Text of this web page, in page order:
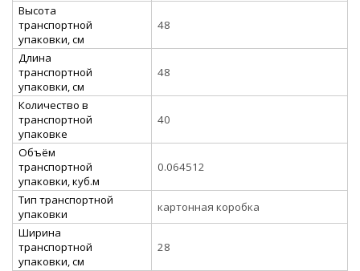
Высота
транспортной
упаковки, см
48
Длина
транспортной
упаковки, см
48
Количество в
транспортной
упаковке
40
Объём
транспортной
упаковки, куб.м
0.064512
Тип транспортной
упаковки
картонная коробка
Ширина
транспортной
упаковки, см
28